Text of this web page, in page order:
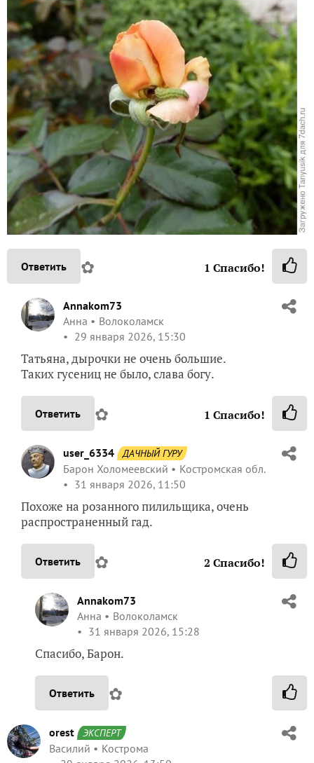
Ответить ✿ 1 Спасибо!
Annakom73
Анна
Волоколамск
29 января 2026, 15:30
Татьяна, дырочки не очень большие.
Таких гусениц не было, слава богу.
Ответить ✿ 1 Спасибо!
user_6334 ДАЧНЫЙ ГУРУ
Барон Холомеевский
Костромская обл.
31 января 2026, 11:50
Похоже на розанного пилильщика, очень
распространенный гад.
Ответить ✿ 2 Спасибо!
Annakom73
Анна
Волоколамск
31 января 2026, 15:28
Спасибо, Барон.
Ответить ✿
orest ЭКСПЕРТ
Василий
Кострома